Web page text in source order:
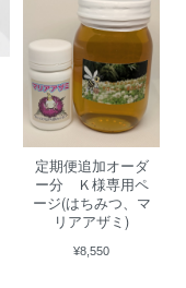
定期便追加オーダ
ー分 Ｋ様専用ペ
ージ(はちみつ、マ
リアアザミ)
¥8,550